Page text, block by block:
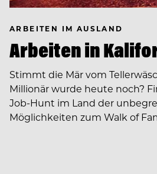
ARBEITEN IM AUSLAND
Arbeiten in
Stimmt die Mär vom
Millionär wurde heute noch?
Job-Hunt im Land der
Möglichkeiten zum Walk of